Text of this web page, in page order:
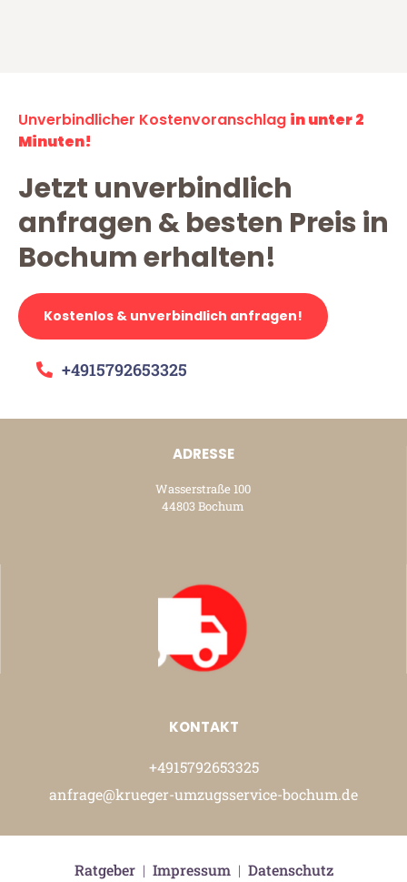
Unverbindlicher Kostenvoranschlag in unter 2
Minuten!
Jetzt unverbindlich
anfragen & besten Preis in
Bochum erhalten!
Kostenlos & unverbindlich anfragen!
+4915792653325
ADRESSE
Wasserstraße 100
44803 Bochum
KONTAKT
+4915792653325
anfrage@krueger-umzugsservice-bochum.de
Ratgeber| Impressum| Datenschutz